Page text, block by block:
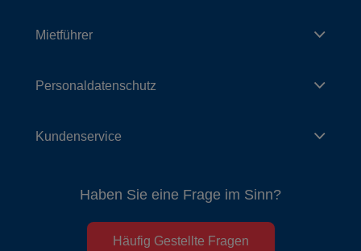
Mietführer
Personaldatenschutz
Kundenservice
Haben Sie eine Frage im Sinn?
Häufig Gestellte Fragen